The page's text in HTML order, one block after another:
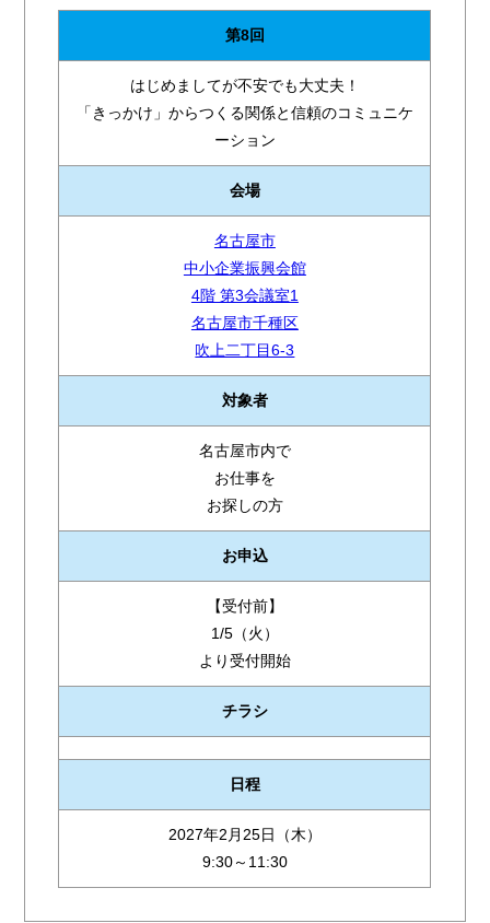
第8回
はじめましてが不安でも大丈夫！
「きっかけ」からつくる関係と信頼のコミュニケ
ーション
会場
名古屋市
中小企業振興会館
4階 第3会議室1
名古屋市千種区
吹上二丁目6-3
対象者
名古屋市内で
お仕事を
お探しの方
お申込
【受付前】
1/5（火）
より受付開始
チラシ
日程
2027年2月25日（木）
9:30～11:30